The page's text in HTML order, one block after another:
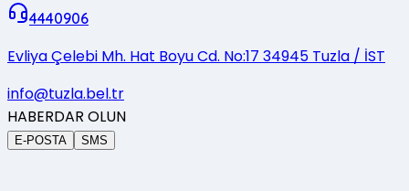
4440906
Evliya Çelebi Mh. Hat Boyu Cd. No:17 34945 Tuzla / İST
info@tuzla.bel.tr
HABERDAR OLUN
E-POSTA SMS